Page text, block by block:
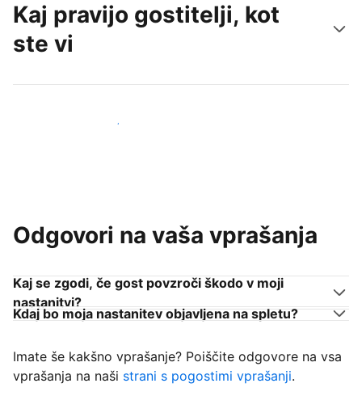
Kaj pravijo gostitelji, kot
ste vi
Pridruži se drugim gostiteljem
Odgovori na vaša vprašanja
Kaj se zgodi, če gost povzroči škodo v moji
nastanitvi?
Kdaj bo moja nastanitev objavljena na spletu?
Imate še kakšno vprašanje? Poiščite odgovore na vsa
vprašanja na naši strani s pogostimi vprašanji.